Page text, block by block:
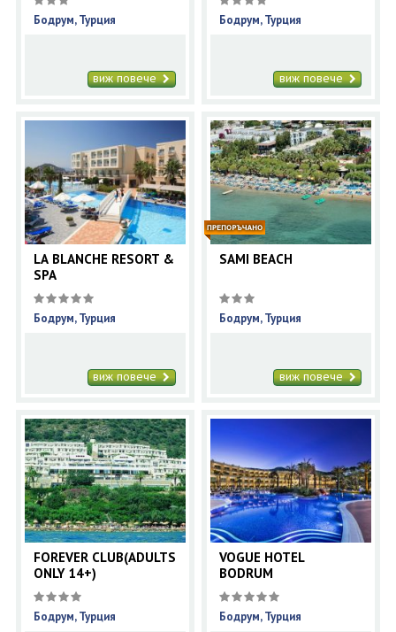
Бодрум, Турция
виж повече
Бодрум, Турция
виж повече
LA BLANCHE RESORT &
SPA
Бодрум, Турция
виж повече
SAMI BEACH
Бодрум, Турция
виж повече
FOREVER CLUB(ADULTS
ONLY 14+)
Бодрум, Турция
VOGUE HOTEL
BODRUM
Бодрум, Турция